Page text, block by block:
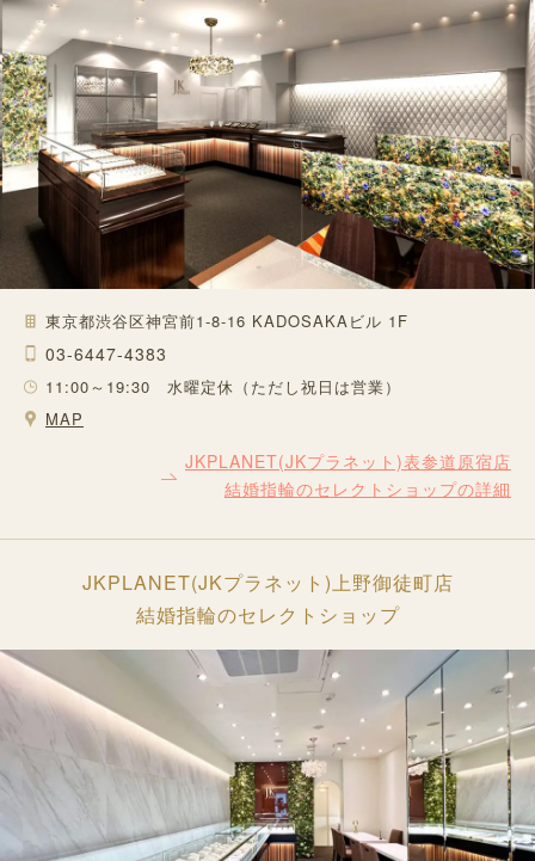
東京都渋谷区神宮前1-8-16 KADOSAKAビル 1F
03-6447-4383
11:00～19:30 水曜定休（ただし祝日は営業）
MAP
JKPLANET(JKプラネット)表参道原宿店
結婚指輪のセレクトショップの詳細
JKPLANET(JKプラネット)上野御徒町店
結婚指輪のセレクトショップ